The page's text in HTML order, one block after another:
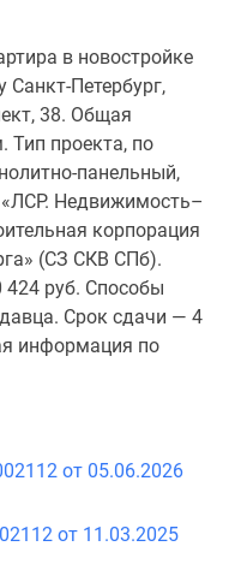
в новостройке
Петербург,
38. Общая
Тип проекта, по
панельный,
Недвижимость–
корпорация
(СЗ СКВ СПб).
руб. Способы
Срок сдачи — 4
информация по
от 05.06.2026
от 11.03.2025